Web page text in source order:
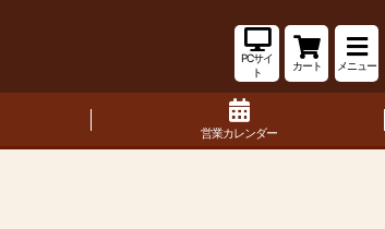
PCサイ
ト
カート メニュー
営業カレンダー